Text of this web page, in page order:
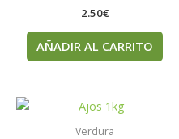
2.50€
AÑADIR AL CARRITO
Verdura